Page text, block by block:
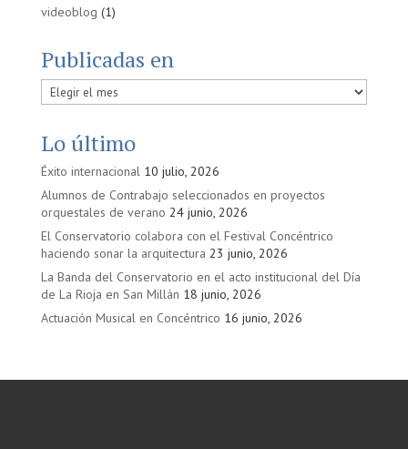
videoblog (1)
Publicadas en
Publicadas
en
Lo último
Éxito internacional 10 julio, 2026
Alumnos de Contrabajo seleccionados en proyectos
orquestales de verano 24 junio, 2026
El Conservatorio colabora con el Festival Concéntrico
haciendo sonar la arquitectura 23 junio, 2026
La Banda del Conservatorio en el acto institucional del Día
de La Rioja en San Millán 18 junio, 2026
Actuación Musical en Concéntrico 16 junio, 2026